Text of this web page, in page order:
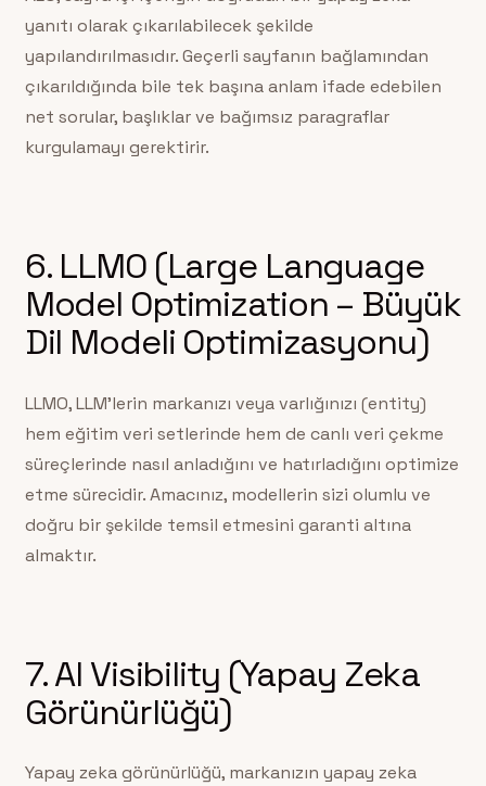
yanıtı olarak çıkarılabilecek şekilde
yapılandırılmasıdır. Geçerli sayfanın bağlamından
çıkarıldığında bile tek başına anlam ifade edebilen
net sorular, başlıklar ve bağımsız paragraflar
kurgulamayı gerektirir.
6. LLMO (Large Language
Model Optimization – Büyük
Dil Modeli Optimizasyonu)
LLMO, LLM’lerin markanızı veya varlığınızı (entity)
hem eğitim veri setlerinde hem de canlı veri çekme
süreçlerinde nasıl anladığını ve hatırladığını optimize
etme sürecidir. Amacınız, modellerin sizi olumlu ve
doğru bir şekilde temsil etmesini garanti altına
almaktır.
7. AI Visibility (Yapay Zeka
Görünürlüğü)
Yapay zeka görünürlüğü, markanızın yapay zeka